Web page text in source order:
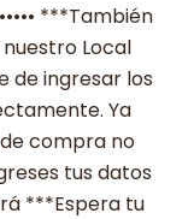
***También
Local
de ingresar los
Ya
compra no
tus datos
***Espera tu